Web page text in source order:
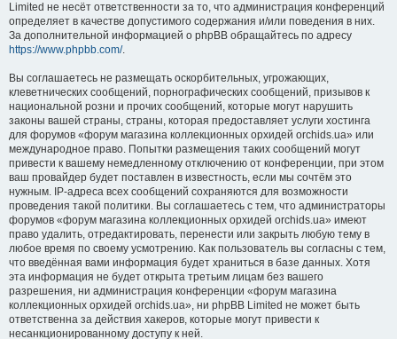
Limited не несёт ответственности за то, что администрация конференций
определяет в качестве допустимого содержания и/или поведения в них.
За дополнительной информацией о phpBB обращайтесь по адресу
https://www.phpbb.com/.
Вы соглашаетесь не размещать оскорбительных, угрожающих,
клеветнических сообщений, порнографических сообщений, призывов к
национальной розни и прочих сообщений, которые могут нарушить
законы вашей страны, страны, которая предоставляет услуги хостинга
для форумов «форум магазина коллекционных орхидей orchids.ua» или
международное право. Попытки размещения таких сообщений могут
привести к вашему немедленному отключению от конференции, при этом
ваш провайдер будет поставлен в известность, если мы сочтём это
нужным. IP-адреса всех сообщений сохраняются для возможности
проведения такой политики. Вы соглашаетесь с тем, что администраторы
форумов «форум магазина коллекционных орхидей orchids.ua» имеют
право удалить, отредактировать, перенести или закрыть любую тему в
любое время по своему усмотрению. Как пользователь вы согласны с тем,
что введённая вами информация будет храниться в базе данных. Хотя
эта информация не будет открыта третьим лицам без вашего
разрешения, ни администрация конференции «форум магазина
коллекционных орхидей orchids.ua», ни phpBB Limited не может быть
ответственна за действия хакеров, которые могут привести к
несанкционированному доступу к ней.